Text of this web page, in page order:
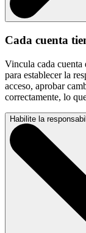
Cada cuenta
Vincula cada cuenta
para establecer la
acceso, aprobar
correctamente, lo
Habilite la